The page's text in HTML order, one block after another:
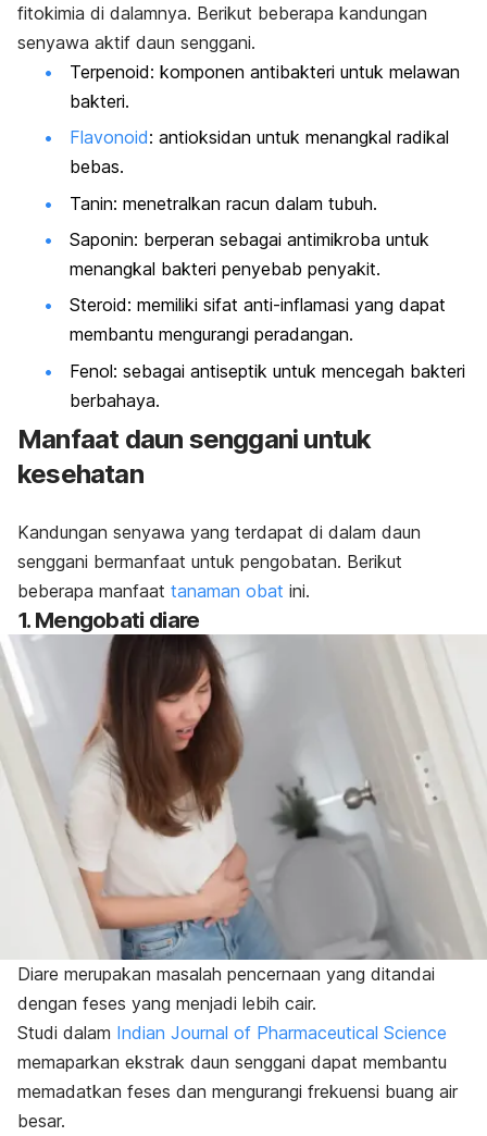
fitokimia di dalamnya. Berikut beberapa kandungan
senyawa aktif daun senggani.
Terpenoid: komponen antibakteri untuk melawan
bakteri.
Flavonoid: antioksidan untuk menangkal radikal
bebas.
Tanin: menetralkan racun dalam tubuh.
Saponin: berperan sebagai antimikroba untuk
menangkal bakteri penyebab penyakit.
Steroid: memiliki sifat anti-inflamasi yang dapat
membantu mengurangi peradangan.
Fenol: sebagai antiseptik untuk mencegah bakteri
berbahaya.
Manfaat daun senggani untuk
kesehatan
Kandungan senyawa yang terdapat di dalam daun
senggani bermanfaat untuk pengobatan. Berikut
beberapa manfaat tanaman obat ini.
1. Mengobati diare
Diare merupakan masalah pencernaan yang ditandai
dengan feses yang menjadi lebih cair.
Studi dalam Indian Journal of Pharmaceutical Science
memaparkan ekstrak daun senggani dapat membantu
memadatkan feses dan mengurangi frekuensi buang air
besar.